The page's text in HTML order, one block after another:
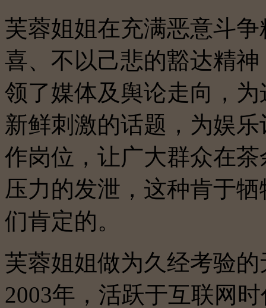
芙蓉姐姐在充满恶意斗
喜、不以己悲的豁达精
领了媒体及舆论走向，
新鲜刺激的话题，为娱
作岗位，让广大群众在
压力的发泄，这种肯于
们肯定的。
芙蓉姐姐做为久经考验
2003年，活跃于互联网